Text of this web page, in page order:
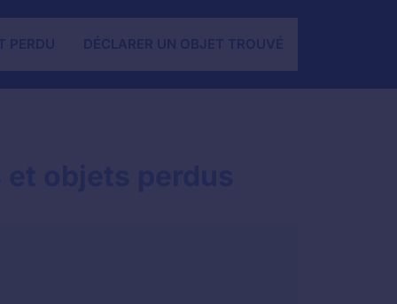
PERDU DÉCLARER UN OBJET TROUVÉ